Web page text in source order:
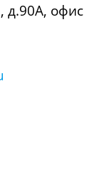
д.90А, офис